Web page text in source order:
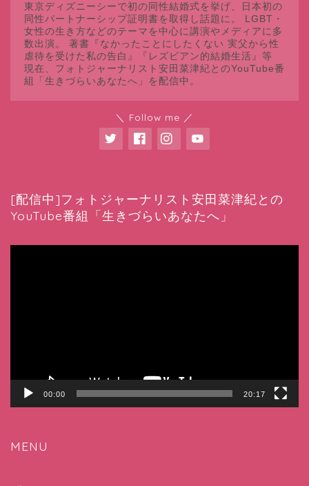
東京ディズニーシーで初の同性結婚式を挙げ、日本初の
同性パートナーシップ証明書を取得し話題に。 LGBT・
女性の生き方などのテーマを中心に講演やメディアに多
数出演。 著書『なかったことにしたくない 実父から性
虐待を受けた私の告白』『レズビアン的結婚生活』等
現在、フォトジャーナリスト安田菜津紀とのYouTube番
組「生きづらいあなたへ」を配信中。
＼ Follow me ／
[配信中]フォトジャーナリスト安田菜津紀との
YouTube番組「生きづらいあなたへ」
00:00 20:17
MENU